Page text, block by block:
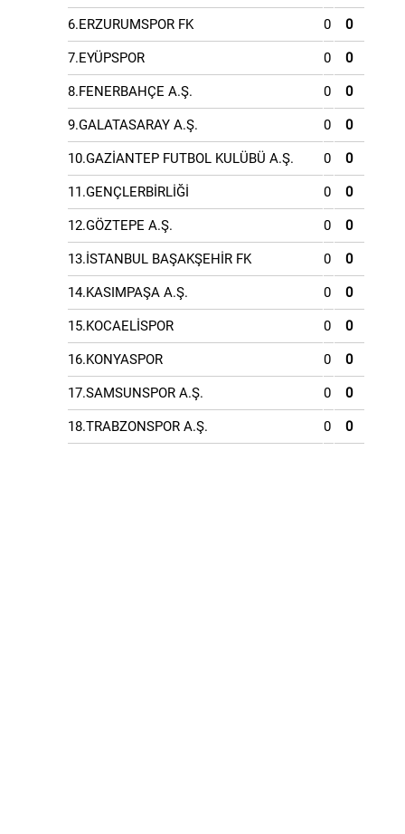
6.ERZURUMSPOR FK 0 0
7.EYÜPSPOR 0 0
8.FENERBAHÇE A.Ş. 0 0
9.GALATASARAY A.Ş. 0 0
10.GAZİANTEP FUTBOL KULÜBÜ A.Ş. 0 0
11.GENÇLERBİRLİĞİ 0 0
12.GÖZTEPE A.Ş. 0 0
13.İSTANBUL BAŞAKŞEHİR FK 0 0
14.KASIMPAŞA A.Ş. 0 0
15.KOCAELİSPOR 0 0
16.KONYASPOR 0 0
17.SAMSUNSPOR A.Ş. 0 0
18.TRABZONSPOR A.Ş. 0 0